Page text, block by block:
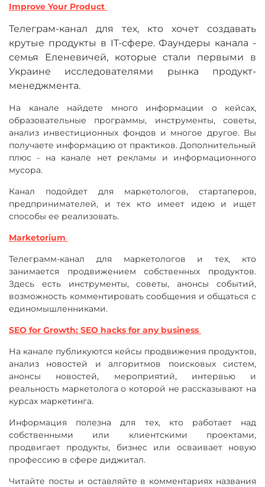
Improve Your Product
Телеграм-канал для тех, кто хочет создавать
крутые продукты в IT-сфере. Фаундеры канала -
семья Еленевичей, которые стали первыми в
Украине исследователями рынка продукт-
менеджмента.
На канале найдете много информации о кейсах,
образовательные программы, инструменты, советы,
анализ инвестиционных фондов и многое другое. Вы
получаете информацию от практиков. Дополнительный
плюс - на канале нет рекламы и информационного
мусора.
Канал подойдет для маркетологов, стартаперов,
предпринимателей, и тех кто имеет идею и ищет
способы ее реализовать.
Marketorium
Телеграмм-канал для маркетологов и тех, кто
занимается продвижением собственных продуктов.
Здесь есть инструменты, советы, анонсы событий,
возможность комментировать сообщения и общаться с
единомышленниками.
SEO for Growth: SEO hacks for any business
На канале публикуются кейсы продвижения продуктов,
анализ новостей и алгоритмов поисковых систем,
анонсы новостей, мероприятий, интервью и
реальность маркетолога о которой не рассказывают на
курсах маркетинга.
Информация полезна для тех, кто работает над
собственными или клиентскими проектами,
продвигает продукты, бизнес или осваивает новую
профессию в сфере диджитал.
Читайте посты и оставляйте в комментариях названия